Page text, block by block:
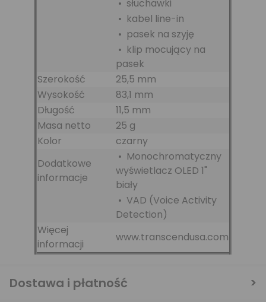
• słuchawki
• kabel line-in
• pasek na szyję
• klip mocujący na
pasek
Szerokość
25,5 mm
Wysokość
83,1 mm
Długość
11,5 mm
Masa netto
25 g
Kolor
czarny
Dodatkowe
informacje
• Monochromatyczny
wyświetlacz OLED 1"
biały
• VAD (Voice Activity
Detection)
Więcej
informacji
www.transcendusa.com
Dostawa i płatność